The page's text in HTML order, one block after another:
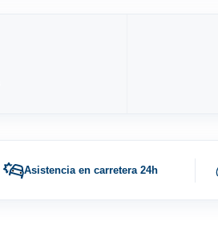
Asistencia en carretera 24h